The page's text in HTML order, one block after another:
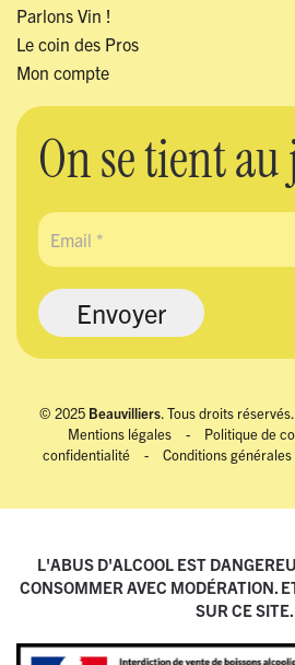
Parlons Vin !
Le coin des Pros
Mon compte
On se tient au
© 2025 Beauvilliers. Tous droits
Mentions légales
- Politique de
confidentialité
- Conditions
L'ABUS D'ALCOOL EST
CONSOMMER AVEC MODÉRATION.
SUR CE SITE.